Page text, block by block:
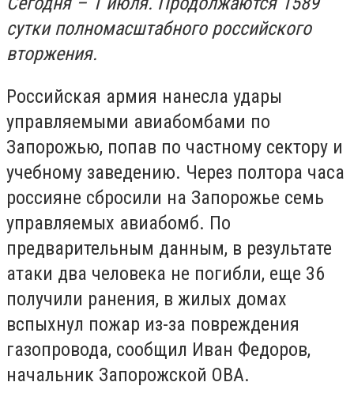
сутки полномасштабного российского
вторжения.
Российская армия нанесла удары
управляемыми авиабомбами по
Запорожью, попав по частному сектору и
учебному заведению. Через полтора часа
россияне сбросили на Запорожье семь
управляемых авиабомб. По
предварительным данным, в результате
атаки два человека не погибли, еще 36
получили ранения, в жилых домах
вспыхнул пожар из-за повреждения
газопровода, сообщил Иван Федоров,
начальник Запорожской ОВА.